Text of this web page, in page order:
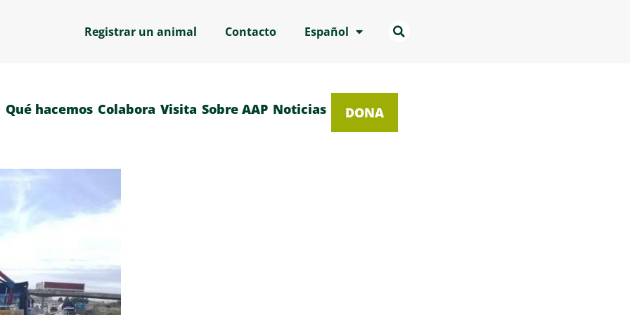
Registrar un animal Contacto Español
Qué hacemos Colabora Visita Sobre AAP Noticias DONA